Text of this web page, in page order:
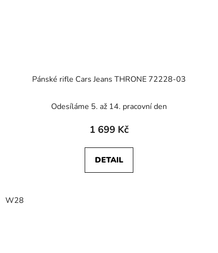
Pánské rifle Cars Jeans THRONE 72228-03
Odesíláme 5. až 14. pracovní den
1 699 Kč
DETAIL
W28